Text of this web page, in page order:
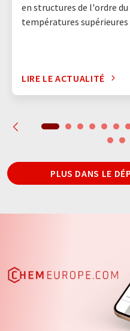
en structures de l'ordre
températures supérieures
LIRE LE ACTUALITÉ
PLUS DANS LE